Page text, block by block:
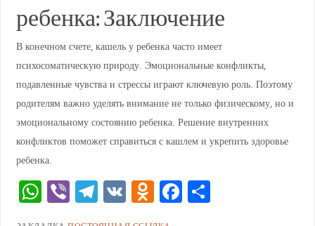
ребенка: Заключение
В конечном счете, кашель у ребенка часто имеет
психосоматическую природу. Эмоциональные конфликты,
подавленные чувства и стрессы играют ключевую роль. Поэтому
родителям важно уделять внимание не только физическому, но и
эмоциональному состоянию ребенка. Решение внутренних
конфликтов поможет справиться с кашлем и укрепить здоровье
ребенка.
W Vi T V O F О